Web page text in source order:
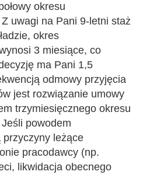
okresu
uwagi na Pani 9-letni staż
okres
3 miesiące, co
ma Pani 1,5
odmowy przyjęcia
jest rozwiązanie umowy
trzymiesięcznego okresu
powodem
przyczyny leżące
pracodawcy (np.
likwidacja obecnego